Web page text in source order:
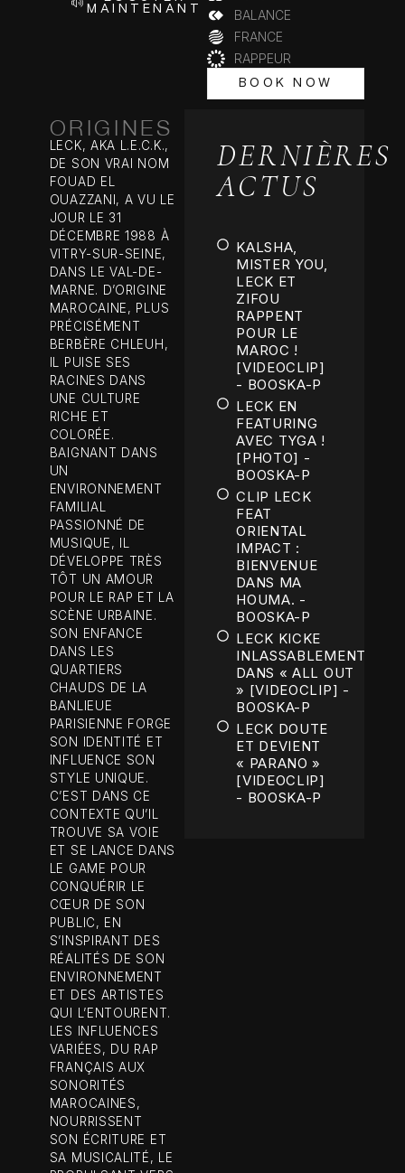
MAINTENANT
BALANCE
FRANCE
RAPPEUR
BOOK NOW
ORIGINES
LECK, AKA L.E.C.K.,
DE SON VRAI NOM
FOUAD EL
OUAZZANI, A VU LE
JOUR LE 31
DÉCEMBRE 1988 À
VITRY-SUR-SEINE,
DANS LE VAL-DE-
MARNE. D’ORIGINE
MAROCAINE, PLUS
PRÉCISÉMENT
BERBÈRE CHLEUH,
IL PUISE SES
RACINES DANS
UNE CULTURE
RICHE ET
COLORÉE.
BAIGNANT DANS
UN
ENVIRONNEMENT
FAMILIAL
PASSIONNÉ DE
MUSIQUE, IL
DÉVELOPPE TRÈS
TÔT UN AMOUR
POUR LE RAP ET LA
SCÈNE URBAINE.
SON ENFANCE
DANS LES
QUARTIERS
CHAUDS DE LA
BANLIEUE
PARISIENNE FORGE
SON IDENTITÉ ET
INFLUENCE SON
STYLE UNIQUE.
C’EST DANS CE
CONTEXTE QU’IL
TROUVE SA VOIE
ET SE LANCE DANS
LE GAME POUR
CONQUÉRIR LE
CŒUR DE SON
PUBLIC, EN
S’INSPIRANT DES
RÉALITÉS DE SON
ENVIRONNEMENT
ET DES ARTISTES
QUI L’ENTOURENT.
LES INFLUENCES
VARIÉES, DU RAP
FRANÇAIS AUX
SONORITÉS
MAROCAINES,
NOURRISSENT
SON ÉCRITURE ET
SA MUSICALITÉ, LE
DERNIÈRES
ACTUS
KALSHA,
MISTER YOU,
LECK ET
ZIFOU
RAPPENT
POUR LE
MAROC !
[VIDEOCLIP]
- BOOSKA-P
LECK EN
FEATURING
AVEC TYGA !
[PHOTO] -
BOOSKA-P
CLIP LECK
FEAT
ORIENTAL
IMPACT :
BIENVENUE
DANS MA
HOUMA. -
BOOSKA-P
LECK KICKE
INLASSABLEMENT
DANS « ALL OUT
» [VIDEOCLIP] -
BOOSKA-P
LECK DOUTE
ET DEVIENT
« PARANO »
[VIDEOCLIP]
- BOOSKA-P